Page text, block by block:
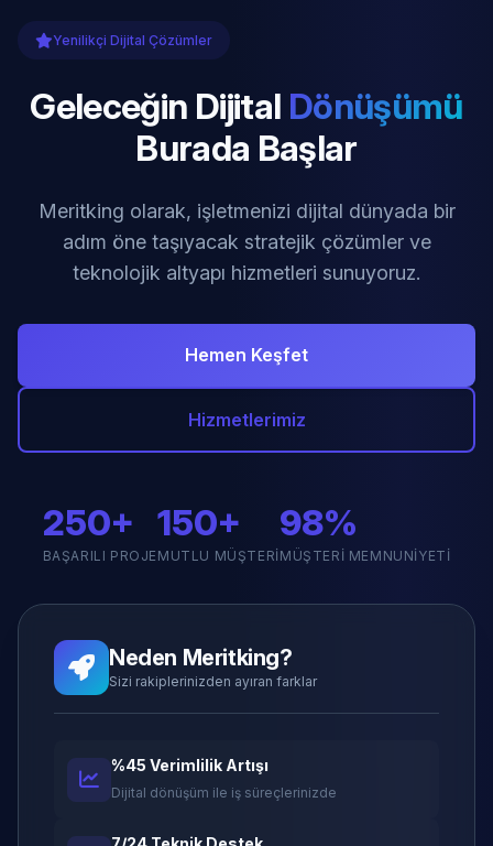
Yenilikçi Dijital Çözümler
Geleceğin Dijital Dönüşümü
Burada Başlar
Meritking olarak, işletmenizi dijital dünyada bir
adım öne taşıyacak stratejik çözümler ve
teknolojik altyapı hizmetleri sunuyoruz.
Hemen Keşfet
Hizmetlerimiz
250+
BAŞARILI PROJE
150+
MUTLU MÜŞTERI
98%
MÜŞTERI MEMNUNIYETI
Neden Meritking?
Sizi rakiplerinizden ayıran farklar
%45 Verimlilik Artışı
Dijital dönüşüm ile iş süreçlerinizde